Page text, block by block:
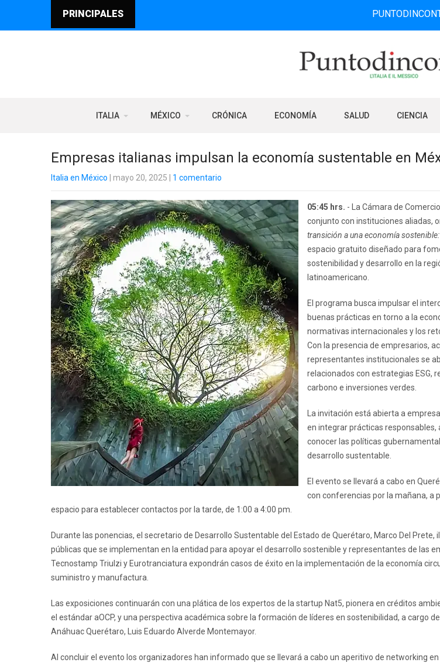
PRINCIPALES PUNTODINCONTRO, EL
ITALIA MÉXICO CRÓNICA ECONOMÍA SALUD CIENCIA
Empresas italianas impulsan la economía sustentable en
Italia en México | mayo 20, 2025 1 comentario
05:45 hrs. - La Cámara de
conjunto con instituciones aliadas,
transición a una economía
espacio gratuito diseñado para
sostenibilidad y desarrollo en la
latinoamericano.
El programa busca impulsar el
buenas prácticas en torno a la
normativas internacionales y los
Con la presencia de empresarios,
representantes institucionales se
relacionados con estrategias ESG,
carbono e inversiones verdes.
La invitación está abierta a
en integrar prácticas responsables,
conocer las políticas
desarrollo sustentable.
El evento se llevará a cabo en
con conferencias por la mañana, a
espacio para establecer contactos por la tarde, de 1:00 a 4:00 pm.
Durante las ponencias, el secretario de Desarrollo Sustentable del Estado de Querétaro, Marco Del Prete,
públicas que se implementan en la entidad para apoyar el desarrollo sostenible y representantes de las
Tecnostamp Triulzi y Eurotranciatura expondrán casos de éxito en la implementación de la economía
suministro y manufactura.
Las exposiciones continuarán con una plática de los expertos de la startup Nat5, pionera en créditos
el estándar aOCP, y una perspectiva académica sobre la formación de líderes en sostenibilidad, a cargo
Anáhuac Querétaro, Luis Eduardo Alverde Montemayor.
Al concluir el evento los organizadores han informado que se llevará a cabo un aperitivo de networking